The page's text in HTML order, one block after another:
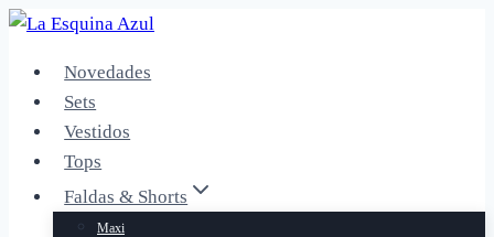
Saltar
contenidoNovedades
Sets
Vestidos
Tops
Faldas & Shorts
Maxi